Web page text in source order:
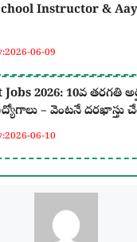
Instructor &
2026-06-09
2026: 10వ తరగతి
– వెంటనే దరఖాస్తు
2026-06-10